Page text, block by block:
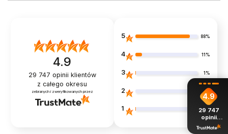
4.9
29 747 opinii klientów
z całego okresu
zebranych i zweryfikowanych przez
5 88%
4 11%
3 1%
2 0%
1 1%
4.9
29 747
opinii
z całego
okresu